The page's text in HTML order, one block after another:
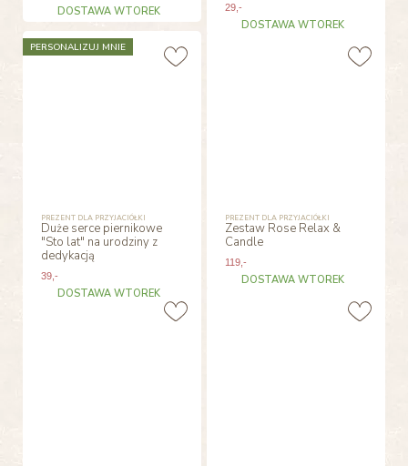
DOSTAWA WTOREK 29 ,-
DOSTAWA WTOREK
PREZENT DLA PRZYJACIÓŁKI
Duże serce piernikowe
"Sto lat" na urodziny z
dedykacją
39,-
DOSTAWA WTOREK
PERSONALIZUJ MNIE
PREZENT DLA PRZYJACIÓŁKI
Zestaw Rose Relax &
Candle
119 ,-
DOSTAWA WTOREK